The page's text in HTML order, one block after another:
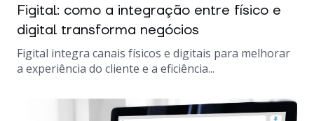
Figital: como a integração entre físico e
digital transforma negócios
Figital integra canais físicos e digitais para melhorar
a experiência do cliente e a eficiência...